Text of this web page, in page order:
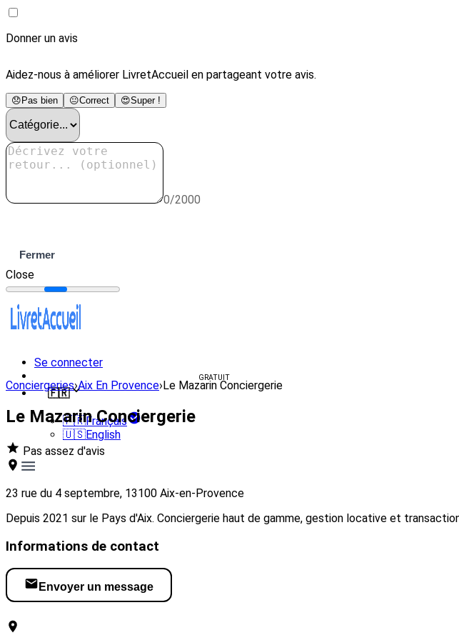
Donner un avis
Aidez-nous à améliorer LivretAccueil en partageant votre avis.
😞 Pas bien 😐Correct 😍Super !
0/2000
Fermer
Close
Se connecter
GRATUIT
🇫🇷
🇫🇷Français
🇺🇸English
Conciergeries›Aix En Provence› Le Mazarin Conciergerie
Le Mazarin Conciergerie
Pas assez d'avis
23 rue du 4 septembre, 13100 Aix-en-Provence
Depuis 2021 sur le Pays d'Aix. Conciergerie haut de gamme, gestion locative et
Informations de contact
Envoyer un message